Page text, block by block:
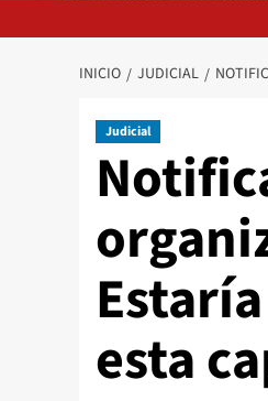
INICIO JUDICIAL
Judicial
esta